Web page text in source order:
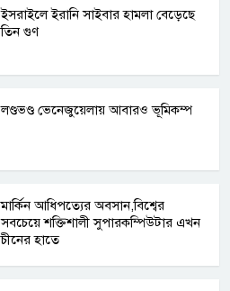
ইসরাইলে ইরানি সাইবার হামলা বেড়েছে
তিন গুণ
লণ্ডভণ্ড ভেনেজুয়েলায় আবারও ভূমিকম্প
মার্কিন আধিপত্যের অবসান,বিশ্বের
সবচেয়ে শক্তিশালী সুপারকম্পিউটার এখন
চীনের হাতে